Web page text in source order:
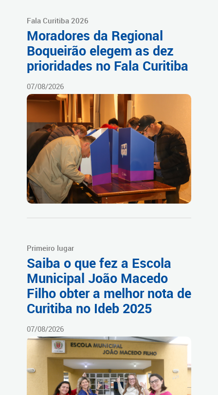
Fala Curitiba 2026
Moradores da Regional
Boqueirão elegem as dez
prioridades no Fala Curitiba
07/08/2026
Primeiro lugar
Saiba o que fez a Escola
Municipal João Macedo
Filho obter a melhor nota de
Curitiba no Ideb 2025
07/08/2026